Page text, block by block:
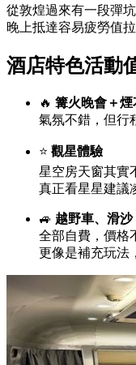
從敦煌過來有一段彈
晚上抵達容易疲勞值
酒店特色活動
🔥 篝火晚會＋煙
氣氛不錯，但行
⭐ 觀星體驗
星空房天窗其實
真正看星星建議
🚙 越野車、滑沙
全部自費，價格
更像是補充玩法